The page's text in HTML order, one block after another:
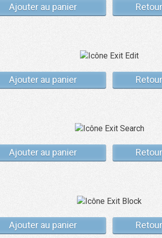
Ajouter au panier
Ajouter au panier
Ajouter au panier
Ajouter au panier